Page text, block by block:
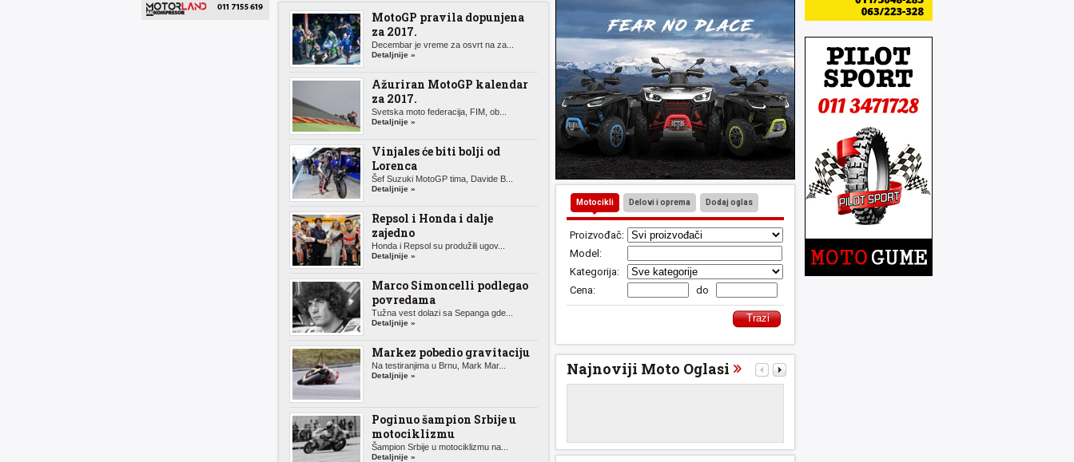
MotoGP pravila dopunjena
za 2017.
Decembar je vreme za osvrt na za...
Detaljnije »
Ažuriran MotoGP kalendar
za 2017.
Svetska moto federacija, FIM, ob...
Detaljnije »
Vinjales će biti bolji od
Lorenca
Šef Suzuki MotoGP tima, Davide B...
Detaljnije »
Repsol i Honda i dalje
zajedno
Honda i Repsol su produžili ugov...
Detaljnije »
Marco Simoncelli podlegao
povredama
Tužna vest dolazi sa Sepanga gde...
Detaljnije »
Markez pobedio gravitaciju
Na testiranjima u Brnu, Mark Mar...
Detaljnije »
Poginuo šampion Srbije u
motociklizmu
Šampion Srbije u motociklizmu na...
Detaljnije »
Motocikli Delovi i oprema Dodaj oglas
Proizvođač:
Model:
Kategorija:
Cena:
do
Najnoviji Moto Oglasi